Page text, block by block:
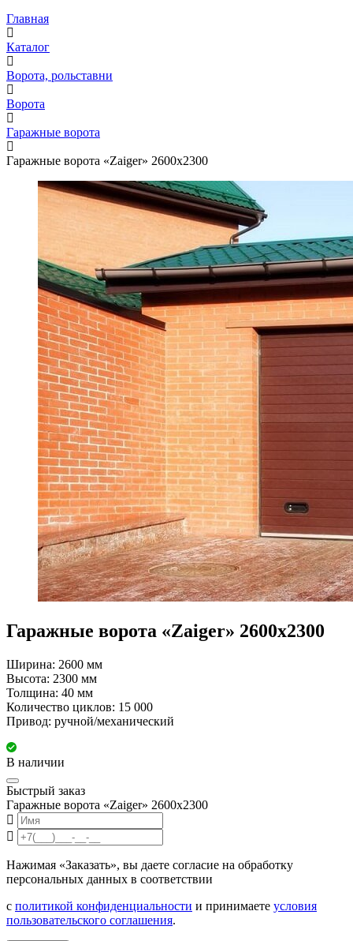
Главная
Каталог
Ворота, рольставни
Ворота
Гаражные ворота
Гаражные ворота «Zaiger» 2600х2300
Гаражные ворота «Zaiger» 2600х2300
Ширина: 2600 мм
Высота: 2300 мм
Толщина: 40 мм
Количество циклов: 15 000
Привод: ручной/механический
В наличии
Быстрый заказ
Гаражные ворота «Zaiger» 2600х2300
Нажимая «Заказать», вы даете согласие на обработку
персональных данных в соответствии
с политикой конфиденциальности и принимаете условия
пользовательского соглашения.